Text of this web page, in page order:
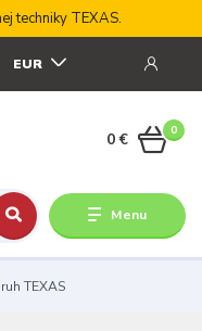
techniky TEXAS.
Menu
EUR
0
0 €
TEXAS